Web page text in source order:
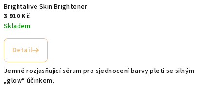
Brightalive Skin Brightener
3 910 Kč
Skladem
Detail
Jemné rozjasňující sérum pro sjednocení barvy pleti se silným
„glow“ účinkem.